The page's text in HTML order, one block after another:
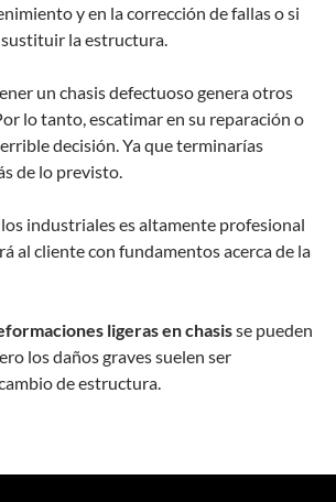
y en la corrección de fallas o si
la estructura.
un chasis defectuoso genera otros
lo tanto, escatimar en su reparación o
decisión. Ya que terminarías
de lo previsto.
industriales es altamente profesional
al cliente con fundamentos acerca de la
ligerasen chasisse pueden
los daños graves suelen ser
de estructura.